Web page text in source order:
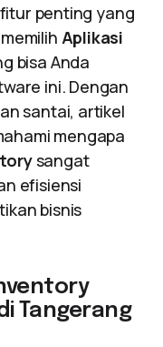
penting yang
Aplikasi
bisa Anda
ini. Dengan
santai, artikel
mengapa
sangat
efisiensi
bisnis
Tangerang